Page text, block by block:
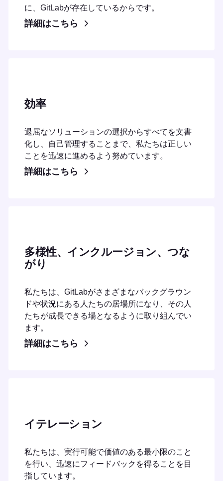
に、GitLabが存在しているからです。
詳細はこちら
効率
退屈なソリューションの選択からすべてを文書
化し、自己管理することまで、私たちは正しい
ことを迅速に進めるよう努めています。
詳細はこちら
多様性、インクルージョン、つな
がり
私たちは、GitLabがさまざまなバックグラウン
ドや状況にある人たちの居場所になり、その人
たちが成長できる場となるように取り組んでい
ます。
詳細はこちら
イテレーション
私たちは、実行可能で価値のある最小限のこと
を行い、迅速にフィードバックを得ることを目
指しています。